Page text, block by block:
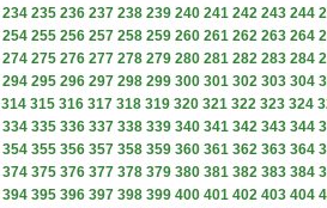
234 235 236 237 238 239 240 241 242 243 244
254 255 256 257 258 259 260 261 262 263 264
274 275 276 277 278 279 280 281 282 283 284
294 295 296 297 298 299 300 301 302 303 304
314 315 316 317 318 319 320 321 322 323 324
334 335 336 337 338 339 340 341 342 343 344
354 355 356 357 358 359 360 361 362 363 364
374 375 376 377 378 379 380 381 382 383 384
394 395 396 397 398 399 400 401 402 403 404